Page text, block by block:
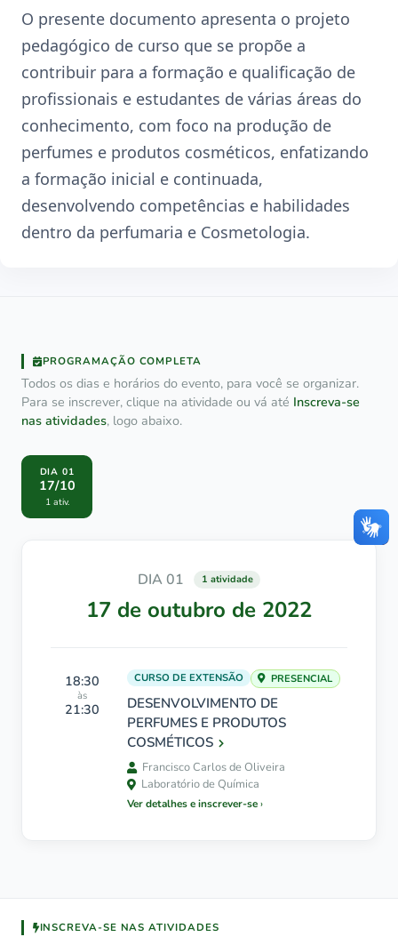
O presente documento apresenta o projeto
pedagógico de curso que se propõe a
contribuir para a formação e qualificação de
profissionais e estudantes de várias áreas do
conhecimento, com foco na produção de
perfumes e produtos cosméticos, enfatizando
a formação inicial e continuada,
desenvolvendo competências e habilidades
dentro da perfumaria e Cosmetologia.
PROGRAMAÇÃO COMPLETA
Todos os dias e horários do evento, para você se organizar.
Para se inscrever, clique na atividade ou vá até Inscreva-se
nas atividades, logo abaixo.
DIA 01
17/10
1 ativ.
DIA 01 1 atividade
17 de outubro de 2022
18:30
às
21:30
CURSO DE EXTENSÃO PRESENCIAL
DESENVOLVIMENTO DE
PERFUMES E PRODUTOS
COSMÉTICOS
Francisco Carlos de Oliveira
Laboratório de Química
Ver detalhes e inscrever-se
INSCREVA-SE NAS ATIVIDADES